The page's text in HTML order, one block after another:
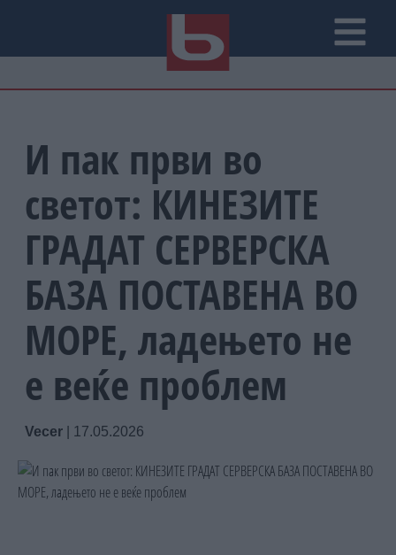
И пак први во
светот: КИНЕЗИТЕ
ГРАДАТ СЕРВЕРСКА
БАЗА ПОСТАВЕНА ВО
МОРЕ, ладењето не
е веќе проблем
Vecer 17.05.2026